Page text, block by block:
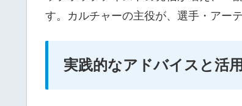
す。カルチャーの主役が、選手・アー
実践的なアドバイスと活